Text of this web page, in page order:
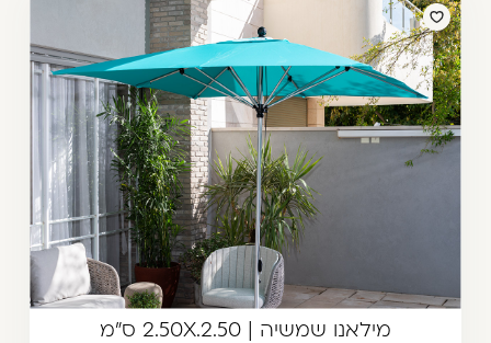
מילאנו שמשיה | 2.50X.2.50 ס"מ